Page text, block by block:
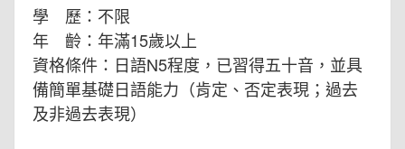
學 歷：不限
年 齡：年滿15歲以上
資格條件：日語N5程度，已習得五十音，並具
備簡單基礎日語能力（肯定、否定表現；過去
及非過去表現）